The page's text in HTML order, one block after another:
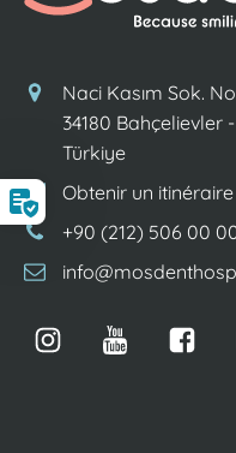
Naci Kasım Sok.
34180 Bahçelievler
Türkiye
Obtenir un itinéraire
+90 (212) 506 00